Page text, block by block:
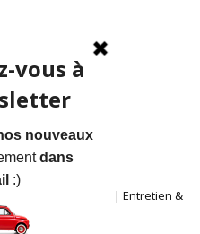
| Location | Entretien &
| Blog